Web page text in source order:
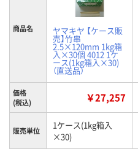
商品名 ヤマキヤ 【ケース販
売】竹串
2.5×120mm 1kg箱
入×30個 4012 1ケ
ース(1kg箱入×30)
（直送品）
価格
(税込)
￥27,257
販売単位
1ケース(1kg箱入
×30)